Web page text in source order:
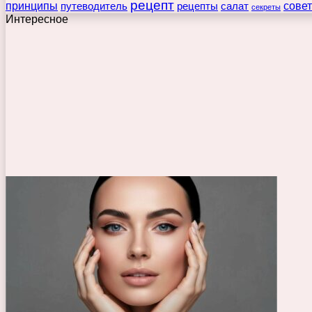
принципы путеводитель рецепт рецепты салат секреты
Интересное